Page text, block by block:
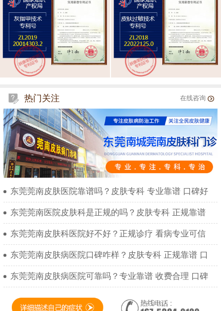
热门关注 在线咨询
东莞莞南皮肤医院靠谱吗？皮肤专科 专业靠谱 口碑好
东莞莞南医院皮肤科是正规的吗？皮肤专科 正规靠谱
东莞莞南皮肤科医院好不好？正规诊疗 看病专业可信
东莞莞南皮肤病医院口碑咋样？皮肤专科 正规靠谱 口
东莞莞南皮肤病医院可靠吗？专业靠谱 收费合理 口碑